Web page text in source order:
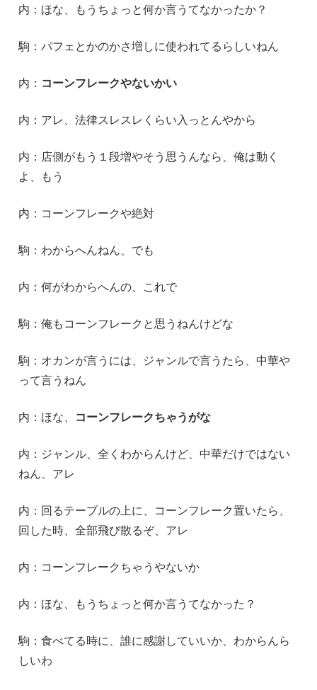
内：ほな、もうちょっと何か言うてなかったか？
駒：パフェとかのかさ増しに使われてるらしいねん
内： コーンフレークやないかい
内：アレ、法律スレスレくらい入っとんやから
内：店側がもう１段増やそう思うんなら、俺は動く
よ、もう
内：コーンフレークや絶対
駒：わからへんねん、でも
内：何がわからへんの、これで
駒：俺もコーンフレークと思うねんけどな
駒：オカンが言うには、ジャンルで言うたら、中華や
って言うねん
内：ほな、 コーンフレークちゃうがな
内：ジャンル、全くわからんけど、中華だけではない
ねん、アレ
内：回るテーブルの上に、コーンフレーク置いたら、
回した時、全部飛び散るぞ、アレ
内：コーンフレークちゃうやないか
内：ほな、もうちょっと何か言うてなかった？
駒：食べてる時に、誰に感謝していいか、わからんら
しいわ